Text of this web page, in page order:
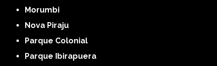
Morumbi
Nova Piraju
Parque Colonial
Parque Ibirapuera